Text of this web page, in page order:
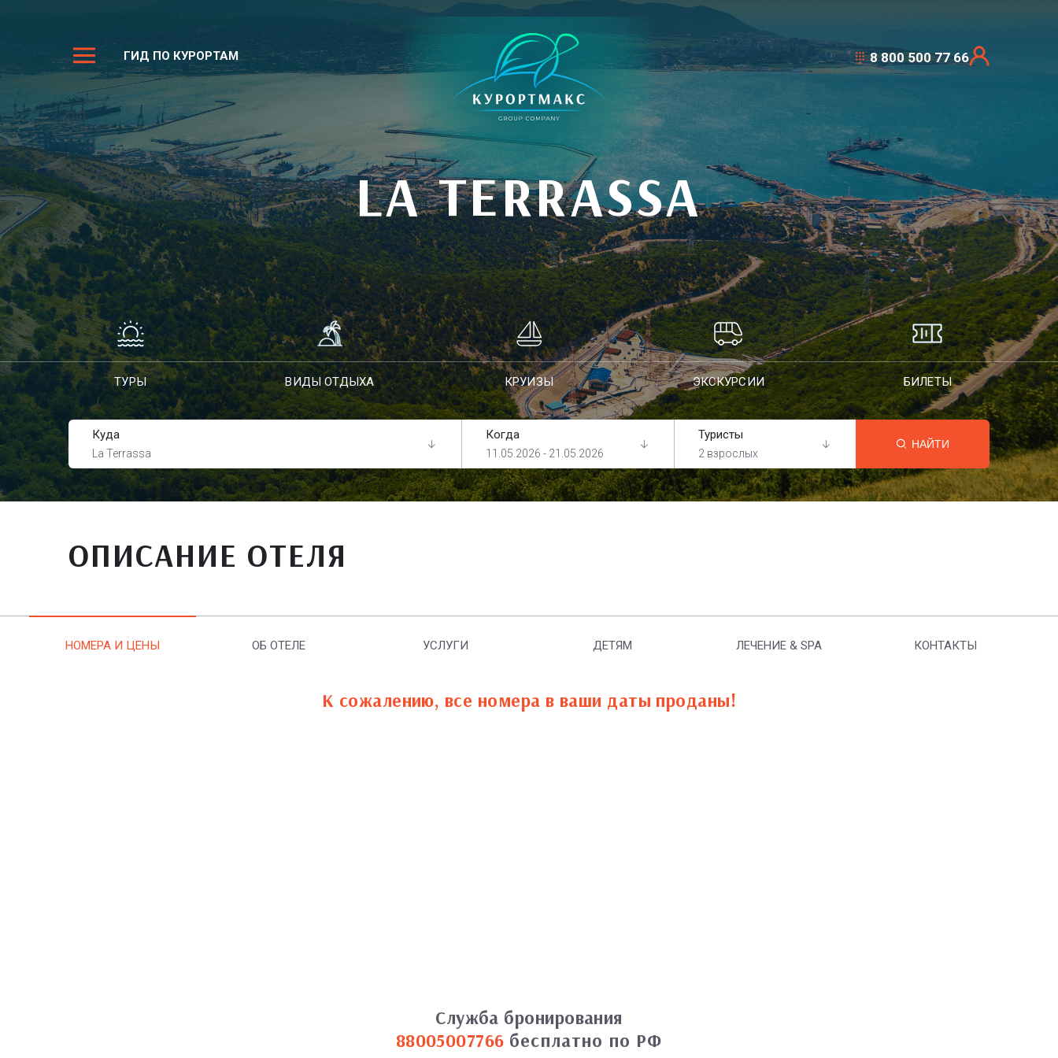
ГИД ПО КУРОРТАМ 8 800 500 77 66
LA TERRASSA
ТУРЫ ВИДЫ ОТДЫХА КРУИЗЫ ЭКСКУРСИИ БИЛЕТЫ
Куда
La Terrassa
Когда
11.05.2026 - 21.05.2026
Туристы
2 взрослых
НАЙТИ
ОПИСАНИЕ ОТЕЛЯ
НОМЕРА И ЦЕНЫ ОБ ОТЕЛЕ УСЛУГИ ДЕТЯМ ЛЕЧЕНИЕ & SPA КОНТАКТЫ
К сожалению, все номера в ваши даты проданы!
Служба бронирования
88005007766 бесплатно по РФ